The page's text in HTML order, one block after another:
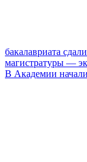
бакалавриата
магистратуры —
В Академии